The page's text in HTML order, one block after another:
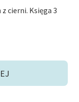
z cierni. Księga 3